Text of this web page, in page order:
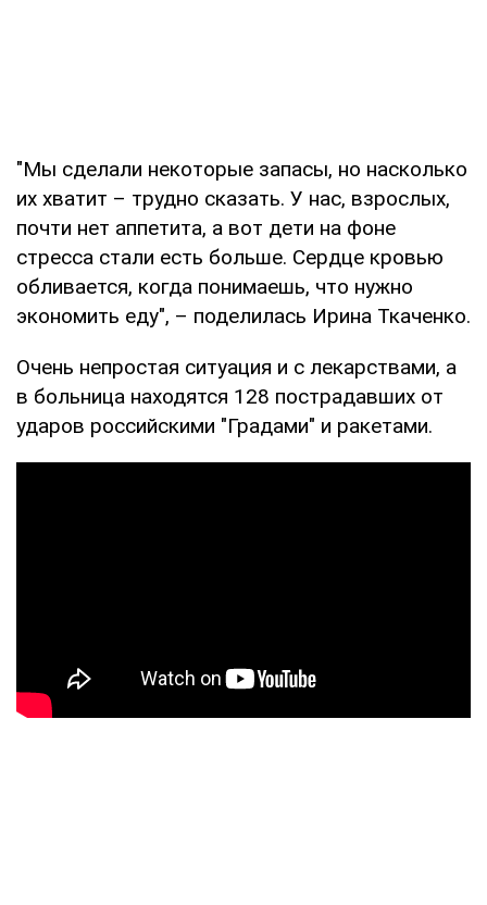
"Мы сделали некоторые запасы, но насколько
их хватит – трудно сказать. У нас, взрослых,
почти нет аппетита, а вот дети на фоне
стресса стали есть больше. Сердце кровью
обливается, когда понимаешь, что нужно
экономить еду", – поделилась Ирина Ткаченко.
Очень непростая ситуация и с лекарствами, а
в больница находятся 128 пострадавших от
ударов российскими "Градами" и ракетами.